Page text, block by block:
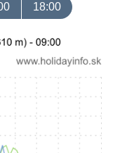
18:00